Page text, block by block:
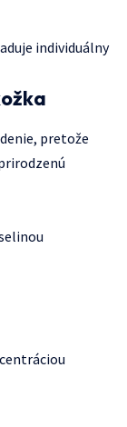
individuálny
pretože